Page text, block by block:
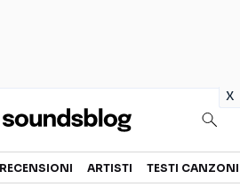
x
RECENSIONI ARTISTI TESTI CANZONI